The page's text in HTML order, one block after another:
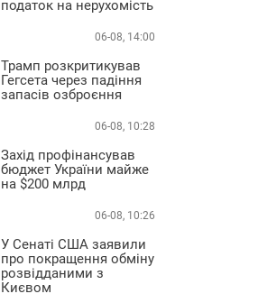
податок на нерухомість
06-08, 14:00
Трамп розкритикував
Гегсета через падіння
запасів озброєння
06-08, 10:28
Захід профінансував
бюджет України майже
на $200 млрд
06-08, 10:26
У Сенаті США заявили
про покращення обміну
розвідданими з
Києвом